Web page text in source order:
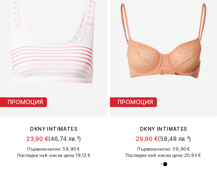
ПРОМОЦИЯ
DKNY INTIMATES
23,90 €(46,74 лв.³)
Първоначално: 59,90 €
Последна най-ниска цена:19,12 €
ПРОМОЦИЯ
DKNY INTIMATES
29,90 €(58,48 лв.³)
Първоначално: 59,90 €
Последна най-ниска цена:20,93 €